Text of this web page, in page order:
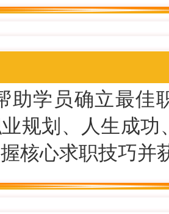
助学员确立最佳
规划、人生成功
核心求职技巧并